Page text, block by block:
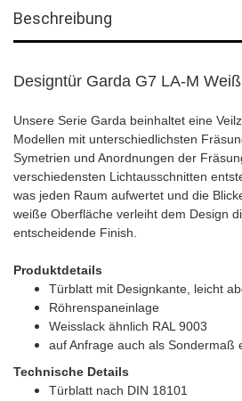
Beschreibung
Designtür Garda G7 LA-M
Unsere Serie Garda beinhaltet eine
Modellen mit unterschiedlichsten
Symetrien und Anordnungen der
verschiedensten Lichtausschnitten
was jeden Raum aufwertet und die
weiße Oberfläche verleiht dem Design
entscheidende Finish.
Produktdetails
Türblatt mit Designkante, leicht
Röhrenspaneinlage
Weisslack ähnlich RAL 9003
auf Anfrage auch als Sondermaß
Technische Details
Türblatt nach DIN 18101